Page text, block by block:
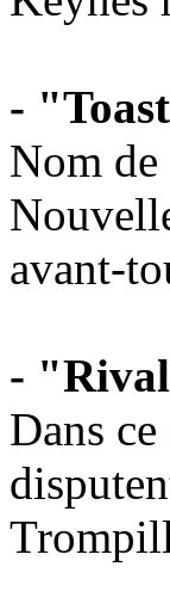
-
Nom
avant-
-
Dans